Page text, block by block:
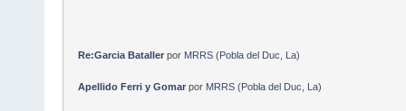
Re:Garcia Batallerpor MRRS(Pobla del Duc, La)
Apellido Ferri y Gomarpor MRRS(Pobla del Duc, La)